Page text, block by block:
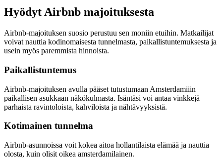
Hyödyt Airbnb majoituksesta
Airbnb-majoituksen suosio perustuu sen moniin etuihin. Matkailijat
voivat nauttia kodinomaisesta tunnelmasta, paikallistuntemuksesta ja
usein myös paremmista hinnoista.
Paikallistuntemus
Airbnb-majoituksen avulla pääset tutustumaan Amsterdamiiin
paikallisen asukkaan näkökulmasta. Isäntäsi voi antaa vinkkejä
parhaista ravintoloista, kahviloista ja nähtävyyksistä.
Kotimainen tunnelma
Airbnb-asunnoissa voit kokea aitoa hollantilaista elämää ja nauttia
olosta, kuin olisit oikea amsterdamilainen.